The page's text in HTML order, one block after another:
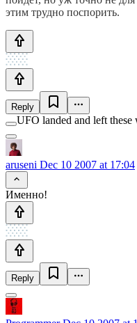
этим трудно поспорить.
Reply
UFO landed and left these
aruseni Dec 10 2007 at 17:04
Именно!
Reply